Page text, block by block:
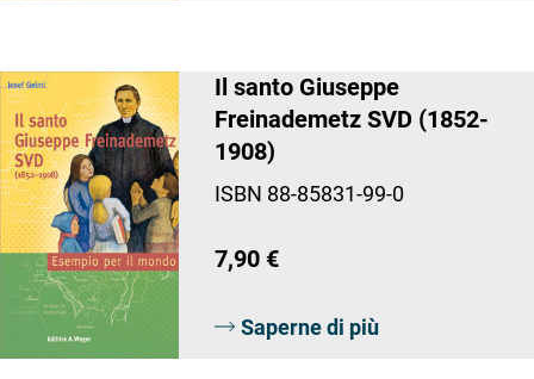
Il santo Giuseppe
Freinademetz SVD (1852-
1908)
ISBN 88-85831-99-0
7,90 €
Saperne di più